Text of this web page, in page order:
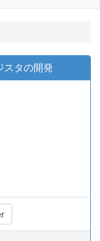
スタの開発